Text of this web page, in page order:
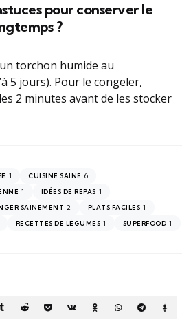
pour conserver le
?
torchon humide au
5 jours). Pour le congeler,
2 minutes avant de les stocker
1 CUISINE SAINE 6
1 IDÉES DE REPAS 1
SAINEMENT 2 PLATS FACILES 1
RECETTES DE LÉGUMES 1 SUPERFOOD 1